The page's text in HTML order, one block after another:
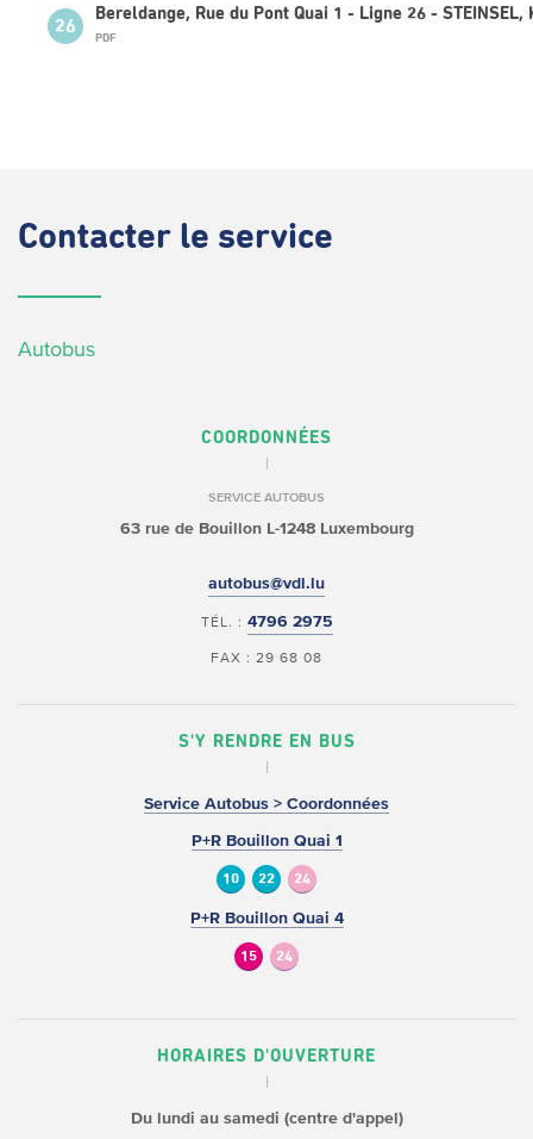
26
Bereldange, Rue du Pont Quai 1 - Ligne 26 - STEINSEL,
PDF
Contacter le service
Autobus
COORDONNÉES
SERVICE AUTOBUS
63 rue de BouillonL-1248 Luxembourg
autobus@vdl.lu
TÉL. : 4796 2975
FAX : 29 68 08
S'Y RENDRE EN BUS
Service Autobus > Coordonnées
P+R Bouillon Quai 1
10 22 24
P+R Bouillon Quai 4
15 24
HORAIRES D'OUVERTURE
Du lundi au samedi (centre d'appel)